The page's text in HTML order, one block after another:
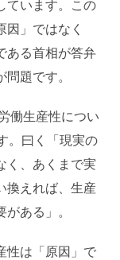
ています。この
」ではなく
ある首相が答弁
題です。
働生産性につい
。曰く「現実の
く、あくまで実
換えれば、生産
ある」。
性は「原因」で